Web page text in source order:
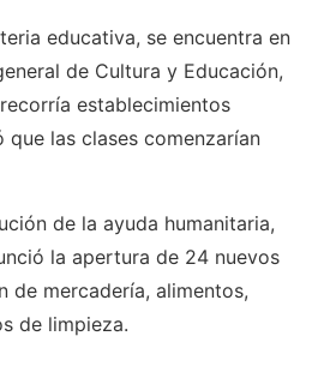
educativa, se encuentra en
de Cultura y Educación,
establecimientos
que las clases comenzarían
de la ayuda humanitaria,
la apertura de 24 nuevos
de mercadería, alimentos,
de limpieza.